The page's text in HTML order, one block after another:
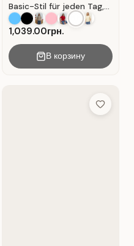
Basic-Stil für jeden Tag,
Material: Weißer Kater
1,039.00грн.
В корзину
List Add to